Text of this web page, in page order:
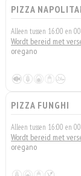
PIZZA
Alleen tussen 16:00 en
Wordt bereid met
oregano
PIZZA FUNGHI
Alleen tussen 16:00 en
Wordt bereid met
oregano